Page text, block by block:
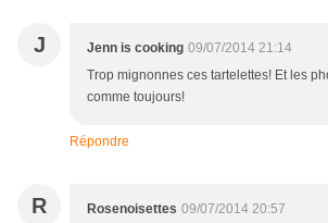
J Jenn is cooking 09/07/2014 21:14
Trop mignonnes ces tartelettes! Et les
comme toujours!
Répondre
R Rosenoisettes 09/07/2014 20:57